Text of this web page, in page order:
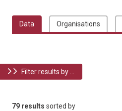
Data Organisations
Filter results by ...
79 results sorted by